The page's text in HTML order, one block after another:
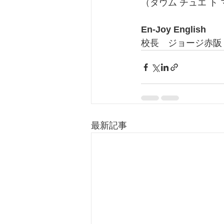
（タウム チュエ ト
En-Joy English
校長　ジョージ赤阪
最新記事